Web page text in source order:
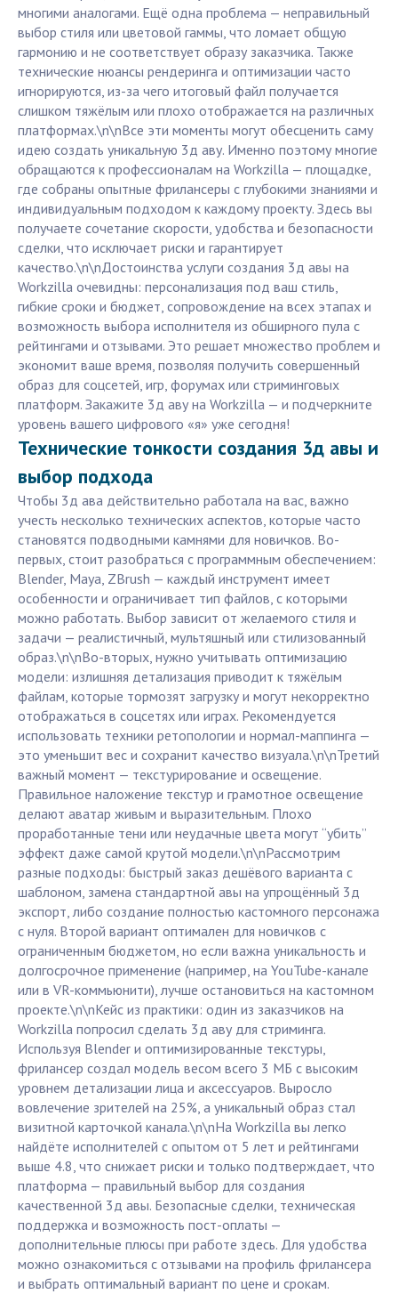
многими аналогами. Ещё одна проблема — неправильный
выбор стиля или цветовой гаммы, что ломает общую
гармонию и не соответствует образу заказчика. Также
технические нюансы рендеринга и оптимизации часто
игнорируются, из-за чего итоговый файл получается
слишком тяжёлым или плохо отображается на различных
платформах.\n\nВсе эти моменты могут обесценить саму
идею создать уникальную 3д аву. Именно поэтому многие
обращаются к профессионалам на Workzilla — площадке,
где собраны опытные фрилансеры с глубокими знаниями и
индивидуальным подходом к каждому проекту. Здесь вы
получаете сочетание скорости, удобства и безопасности
сделки, что исключает риски и гарантирует
качество.\n\nДостоинства услуги создания 3д авы на
Workzilla очевидны: персонализация под ваш стиль,
гибкие сроки и бюджет, сопровождение на всех этапах и
возможность выбора исполнителя из обширного пула с
рейтингами и отзывами. Это решает множество проблем и
экономит ваше время, позволяя получить совершенный
образ для соцсетей, игр, форумах или стриминговых
платформ. Закажите 3д аву на Workzilla — и подчеркните
уровень вашего цифрового «я» уже сегодня!
Технические тонкости создания 3д авы и
выбор подхода
Чтобы 3д ава действительно работала на вас, важно
учесть несколько технических аспектов, которые часто
становятся подводными камнями для новичков. Во-
первых, стоит разобраться с программным обеспечением:
Blender, Maya, ZBrush — каждый инструмент имеет
особенности и ограничивает тип файлов, с которыми
можно работать. Выбор зависит от желаемого стиля и
задачи — реалистичный, мультяшный или стилизованный
образ.\n\nВо-вторых, нужно учитывать оптимизацию
модели: излишняя детализация приводит к тяжёлым
файлам, которые тормозят загрузку и могут некорректно
отображаться в соцсетях или играх. Рекомендуется
использовать техники ретопологии и нормал-маппинга —
это уменьшит вес и сохранит качество визуала.\n\nТретий
важный момент — текстурирование и освещение.
Правильное наложение текстур и грамотное освещение
делают аватар живым и выразительным. Плохо
проработанные тени или неудачные цвета могут “убить”
эффект даже самой крутой модели.\n\nРассмотрим
разные подходы: быстрый заказ дешёвого варианта с
шаблоном, замена стандартной авы на упрощённый 3д
экспорт, либо создание полностью кастомного персонажа
с нуля. Второй вариант оптимален для новичков с
ограниченным бюджетом, но если важна уникальность и
долгосрочное применение (например, на YouTube-канале
или в VR-коммьюнити), лучше остановиться на кастомном
проекте.\n\nКейс из практики: один из заказчиков на
Workzilla попросил сделать 3д аву для стриминга.
Используя Blender и оптимизированные текстуры,
фрилансер создал модель весом всего 3 МБ с высоким
уровнем детализации лица и аксессуаров. Выросло
вовлечение зрителей на 25%, а уникальный образ стал
визитной карточкой канала.\n\nНа Workzilla вы легко
найдёте исполнителей с опытом от 5 лет и рейтингами
выше 4.8, что снижает риски и только подтверждает, что
платформа — правильный выбор для создания
качественной 3д авы. Безопасные сделки, техническая
поддержка и возможность пост-оплаты —
дополнительные плюсы при работе здесь. Для удобства
можно ознакомиться с отзывами на профиль фрилансера
и выбрать оптимальный вариант по цене и срокам.